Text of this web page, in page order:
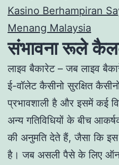
Kasino Berhampiran
Menang Malaysia
संभावना रूले
लाइव बैकारेट – जब लाइव
ई-वॉलेट कैसीनो सुरक्षित
प्रभावशाली है और इसमें कई
अन्य गतिविधियों के बीच
की अनुमति देते हैं, जैसा कि इस
है। जब असली पैसे के लिए